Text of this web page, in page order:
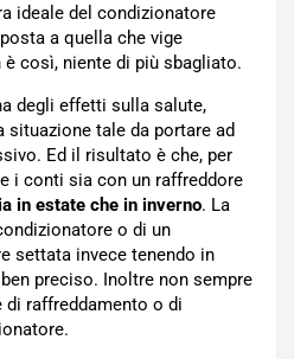
ideale del condizionatore
a quella che vige
è così, niente di più sbagliato.
degli effetti sulla salute,
situazione tale da portare ad
Ed il risultato è che, per
i conti sia con un raffreddore
in estate che in inverno. La
o di un
settata invece tenendo in
preciso. Inoltre non sempre
raffreddamento o di